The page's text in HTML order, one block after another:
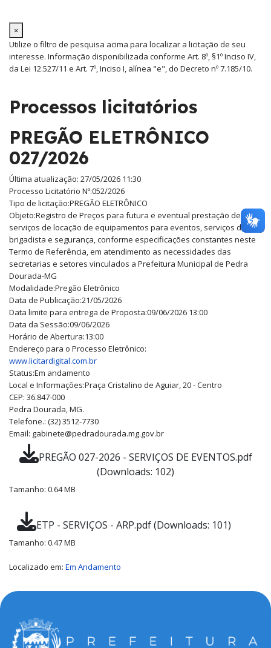
×
Utilize o filtro de pesquisa acima para localizar a licitação de seu
interesse. Informação disponibilizada conforme Art. 8º, §1º Inciso IV,
da Lei 12.527/11 e Art. 7º, Inciso I, alínea "e", do Decreto nº 7.185/10.
Processos licitatórios
PREGÃO ELETRÔNICO
027/2026
Última atualização: 27/05/2026 11:30
Processo Licitatório Nº:052/2026
Tipo de licitação:PREGÃO ELETRÔNICO
Objeto:Registro de Preços para futura e eventual prestação de
serviços de locação de equipamentos para eventos, serviços de
brigadista e segurança, conforme especificações constantes neste
Termo de Referência, em atendimento as necessidades das
secretarias e setores vinculados a Prefeitura Municipal de Pedra
Dourada-MG
Modalidade:Pregão Eletrônico
Data de Publicação:21/05/2026
Data limite para entrega de Proposta:09/06/2026 13:00
Data da Sessão:09/06/2026
Horário de Abertura:13:00
Endereço para o Processo Eletrônico:
www.licitardigital.com.br
Status:Em andamento
Local e Informações:Praça Cristalino de Aguiar, 20 - Centro
CEP: 36.847-000
Pedra Dourada, MG.
Telefone.: (32) 3512-7730
Email: gabinete@pedradourada.mg.gov.br
PREGÃO 027-2026 - SERVIÇOS DE EVENTOS.pdf
(Downloads: 102)
Tamanho: 0.64 MB
ETP - SERVIÇOS - ARP.pdf (Downloads: 101)
Tamanho: 0.47 MB
Localizado em: Em Andamento